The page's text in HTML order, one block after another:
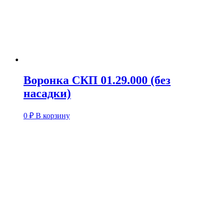
Воронка СКП 01.29.000 (без
насадки)
0 ₽ В корзину